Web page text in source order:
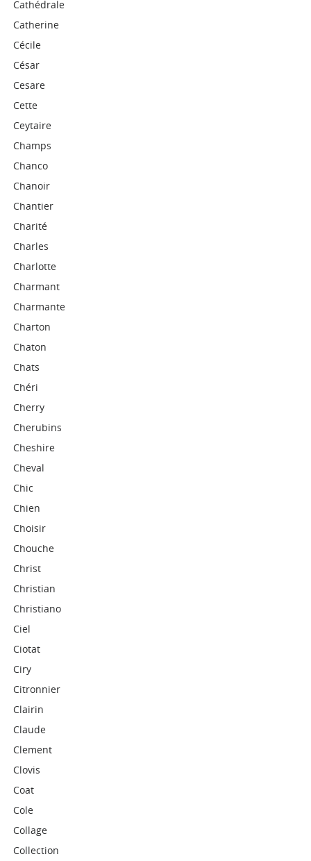
Cathédrale
Catherine
Cécile
César
Cesare
Cette
Ceytaire
Champs
Chanco
Chanoir
Chantier
Charité
Charles
Charlotte
Charmant
Charmante
Charton
Chaton
Chats
Chéri
Cherry
Cherubins
Cheshire
Cheval
Chic
Chien
Choisir
Chouche
Christ
Christian
Christiano
Ciel
Ciotat
Ciry
Citronnier
Clairin
Claude
Clement
Clovis
Coat
Cole
Collage
Collection